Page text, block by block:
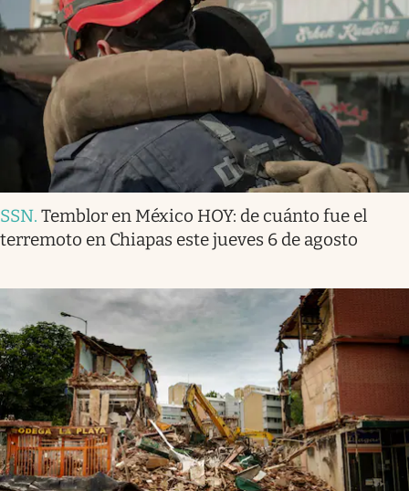
SSN. Temblor en México HOY: de cuánto fue el
terremoto en Chiapas este jueves 6 de agosto